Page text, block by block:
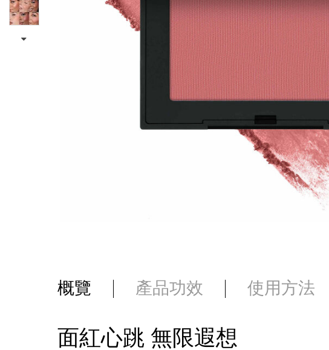
概覽 產品功效 使用方法
面紅心跳 無限遐想